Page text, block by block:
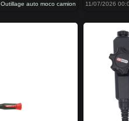
Outillage auto moco camion 11/07/2026